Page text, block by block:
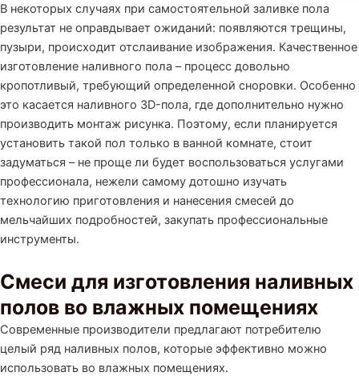
В некоторых случаях при самостоятельной заливке пола
результат не оправдывает ожиданий: появляются трещины,
пузыри, происходит отслаивание изображения. Качественное
изготовление наливного пола – процесс довольно
кропотливый, требующий определенной сноровки. Особенно
это касается наливного 3D-пола, где дополнительно нужно
производить монтаж рисунка. Поэтому, если планируется
установить такой пол только в ванной комнате, стоит
задуматься – не проще ли будет воспользоваться услугами
профессионала, нежели самому дотошно изучать
технологию приготовления и нанесения смесей до
мельчайших подробностей, закупать профессиональные
инструменты.
Смеси для изготовления наливных
полов во влажных помещениях
Современные производители предлагают потребителю
целый ряд наливных полов, которые эффективно можно
использовать во влажных помещениях.